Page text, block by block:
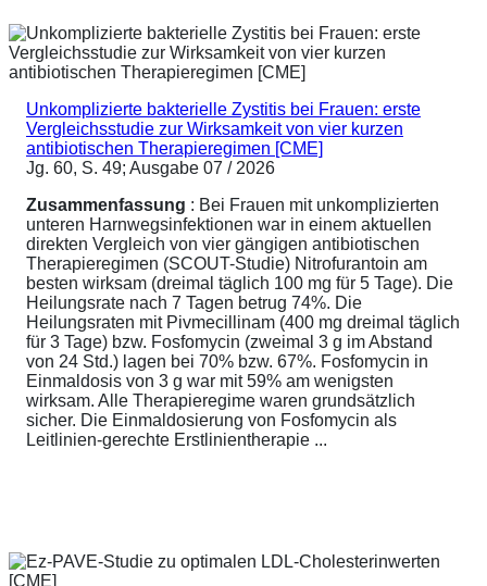
Unkomplizierte bakterielle Zystitis bei Frauen: erste
Vergleichsstudie zur Wirksamkeit von vier kurzen
antibiotischen Therapieregimen [CME]
Jg. 60, S. 49; Ausgabe 07 / 2026
Zusammenfassung : Bei Frauen mit unkomplizierten
unteren Harnwegsinfektionen war in einem aktuellen
direkten Vergleich von vier gängigen antibiotischen
Therapieregimen (SCOUT-Studie) Nitrofurantoin am
besten wirksam (dreimal täglich 100 mg für 5 Tage). Die
Heilungsrate nach 7 Tagen betrug 74%. Die
Heilungsraten mit Pivmecillinam (400 mg dreimal täglich
für 3 Tage) bzw. Fosfomycin (zweimal 3 g im Abstand
von 24 Std.) lagen bei 70% bzw. 67%. Fosfomycin in
Einmaldosis von 3 g war mit 59% am wenigsten
wirksam. Alle Therapieregime waren grundsätzlich
sicher. Die Einmaldosierung von Fosfomycin als
Leitlinien-gerechte Erstlinientherapie ...